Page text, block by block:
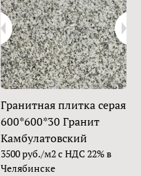
Гранитная плитка серая
600*600*30 Гранит
Камбулатовский
3500 руб./м2 с НДС 22% в
Челябинске